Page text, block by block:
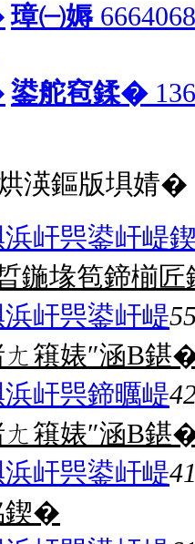
璋㈠媷
鍙舵窇鍒�
渶鏂版埧婧�
浜屽巺鍙屽崼
鍦堟笣鍗椾
屽巺鍙屽崼
ㄤ簯婊″涵B鍖
屽巺鍗曞崼
ㄤ簯婊″涵B鍖
屽巺鍙屽崼
鍥�